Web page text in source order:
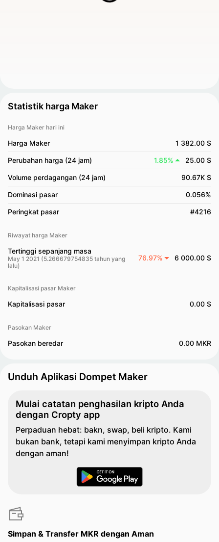
Statistik harga Maker
Harga Maker hari ini
Harga Maker 1 382.00 $
Perubahan harga (24 jam) 1.85% 25.00 $
Volume perdagangan (24 jam) 90.67K $
Dominasi pasar 0.056%
Peringkat pasar #4216
Riwayat harga Maker
Tertinggi sepanjang masa
May 1 2021 (5.266679754835 tahun yang
lalu)
76.97% 6 000.00 $
Kapitalisasi pasar Maker
Kapitalisasi pasar 0.00 $
Pasokan Maker
Pasokan beredar 0.00 MKR
Unduh Aplikasi Dompet Maker
Mulai catatan penghasilan kripto Anda
dengan Cropty app
Perpaduan hebat: bakn, swap, beli kripto. Kami
bukan bank, tetapi kami menyimpan kripto Anda
dengan aman!
Simpan & Transfer MKR dengan Aman